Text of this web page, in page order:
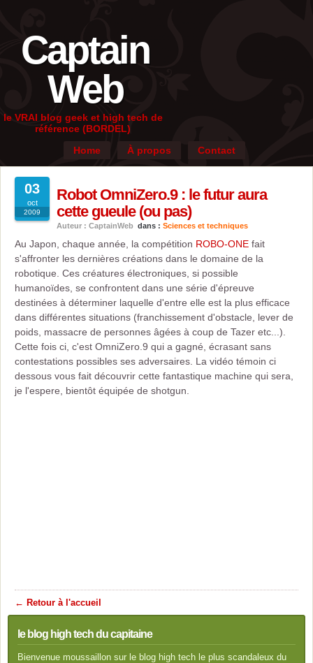
Captain
Web
le VRAI blog geek et high tech de
référence (BORDEL)
Home
À propos Contact
03
oct
2009
Robot OmniZero.9 : le futur aura
cette gueule (ou pas)
Auteur : CaptainWeb dans : Sciences et techniques
Au Japon, chaque année, la compétition ROBO-ONE fait
s'affronter les dernières créations dans le domaine de la
robotique. Ces créatures électroniques, si possible
humanoïdes, se confrontent dans une série d'épreuve
destinées à déterminer laquelle d'entre elle est la plus efficace
dans différentes situations (franchissement d'obstacle, lever de
poids, massacre de personnes âgées à coup de Tazer etc...).
Cette fois ci, c'est OmniZero.9 qui a gagné, écrasant sans
contestations possibles ses adversaires. La vidéo témoin ci
dessous vous fait découvrir cette fantastique machine qui sera,
je l'espere, bientôt équipée de shotgun.
← Retour à l'accueil
le blog high tech du capitaine
Bienvenue moussaillon sur le blog high tech le plus scandaleux du